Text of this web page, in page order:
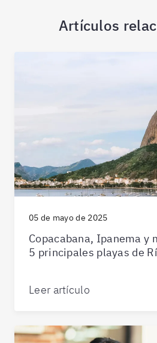
Artículos
05 de mayo de 2025
Copacabana, Ipanema y
5 principales playas de
Leer artículo